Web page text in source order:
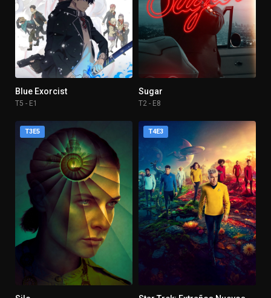
Blue Exorcist
T5 - E1
Sugar
T2 - E8
T3E5 T4E3